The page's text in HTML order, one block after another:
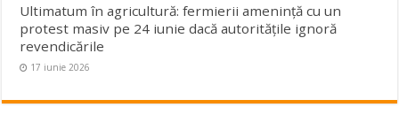
Ultimatum în agricultură: fermierii amenință cu un
protest masiv pe 24 iunie dacă autoritățile ignoră
revendicările
17 iunie 2026